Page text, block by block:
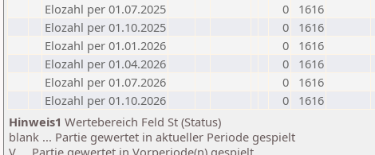
Elozahl per 01.07.2025
0
1616
Elozahl per 01.10.2025
0
1616
Elozahl per 01.01.2026
0
1616
Elozahl per 01.04.2026
0
1616
Elozahl per 01.07.2026
0
1616
Elozahl per 01.10.2026
0
1616
Hinweis1 Wertebereich Feld St (Status)
blank ... Partie gewertet in aktueller Periode gespielt
V ... Partie gewertet in Vorperiode(n) gespielt